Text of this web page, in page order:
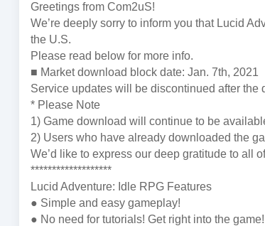
Greetings from Com2uS!
We’re deeply sorry to inform you that Lucid
the U.S.
Please read below for more info.
■ Market download block date: Jan. 7th, 2021
Service updates will be discontinued after
* Please Note
1) Game download will continue to be
2) Users who have already downloaded the
We’d like to express our deep gratitude to all
*******************
Lucid Adventure: Idle RPG Features
● Simple and easy gameplay!
● No need for tutorials! Get right into the game!